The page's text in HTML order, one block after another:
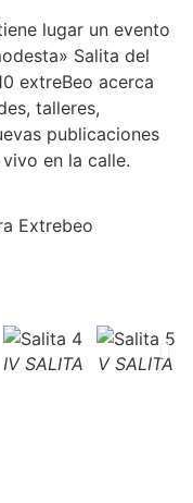
lugar un evento
Salita del
extreBeo acerca
talleres,
publicaciones
en la calle.
IV SALITA V SALITA